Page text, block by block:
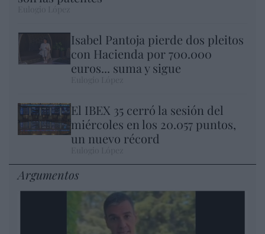
Isabel Pantoja pierde dos pleitos
con Hacienda por 700.000
euros... suma y sigue
El IBEX 35 cerró la sesión del
miércoles en los 20.057 puntos,
un nuevo récord
Argumentos